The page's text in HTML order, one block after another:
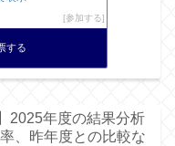
参加する
する
2025年度の結果分析
、昨年度との比較な